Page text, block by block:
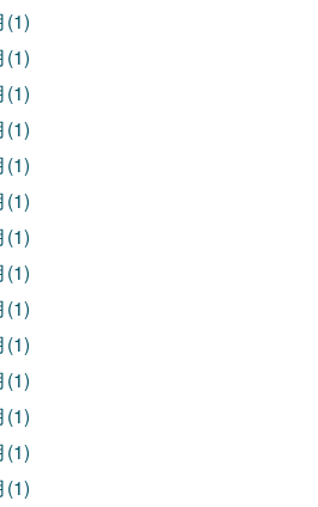
(1)
(1)
(1)
(1)
(1)
(1)
(1)
(1)
(1)
(1)
(1)
(1)
(1)
(1)